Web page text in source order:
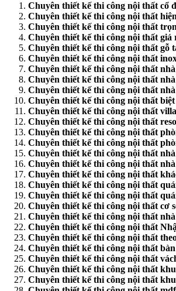
Chuyên thiết kế thi công nội thất cổ
Chuyên thiết kế thi công nội thất
Chuyên thiết kế thi công nội thất
Chuyên thiết kế thi công nội thất
Chuyên thiết kế thi công nội thất gỗ
Chuyên thiết kế thi công nội thất
Chuyên thiết kế thi công nội thất
Chuyên thiết kế thi công nội thất
Chuyên thiết kế thi công nội thất
Chuyên thiết kế thi công nội thất
Chuyên thiết kế thi công nội thất
Chuyên thiết kế thi công nội thất
Chuyên thiết kế thi công nội thất
Chuyên thiết kế thi công nội thất
Chuyên thiết kế thi công nội thất
Chuyên thiết kế thi công nội thất
Chuyên thiết kế thi công nội thất
Chuyên thiết kế thi công nội thất
Chuyên thiết kế thi công nội thất
Chuyên thiết kế thi công nội thất cơ
Chuyên thiết kế thi công nội thất
Chuyên thiết kế thi công nội thất
Chuyên thiết kế thi công nội thất
Chuyên thiết kế thi công nội thất
Chuyên thiết kế thi công nội thất
Chuyên thiết kế thi công nội thất
Chuyên thiết kế thi công nội thất